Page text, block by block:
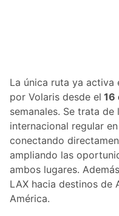
La única ruta ya activa
por Volaris desde el 16
semanales. Se trata
internacional regular
conectando
ampliando las
ambos lugares.
LAX hacia destinos de
América.